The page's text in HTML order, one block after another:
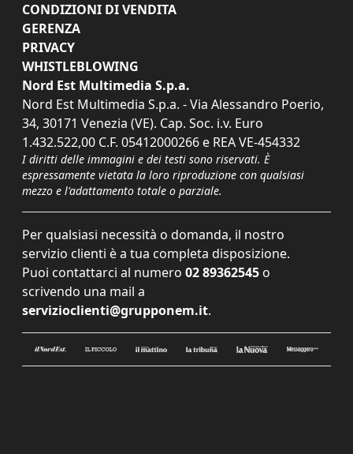
CONDIZIONI DI VENDITA
GERENZA
PRIVACY
WHISTLEBLOWING
Nord Est Multimedia S.p.a.
Nord Est Multimedia S.p.a. - Via Alessandro Poerio,
34, 30171 Venezia (VE). Cap. Soc. i.v. Euro
1.432.522,00 C.F. 05412000266 e REA VE-454332
I diritti delle immagini e dei testi sono riservati. È
espressamente vietata la loro riproduzione con qualsiasi
mezzo e l'adattamento totale o parziale.
Per qualsiasi necessità o domanda, il nostro
servizio clienti è a tua completa disposizione.
Puoi contattarci al numero 02 89362545 o
scrivendo una mail a
servizioclienti@grupponem.it.